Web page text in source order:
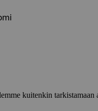
kuitenkin tarkistamaan